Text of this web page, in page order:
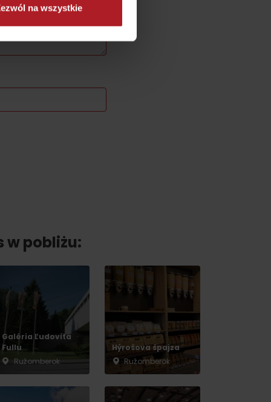
na wszystkie
w pobliżu:
Galéria Ľudovíta
Fullu
Ružomberok
Hýrošova špajza
Ružomberok